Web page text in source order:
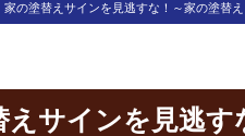
家の塗替えサインを見逃すな！～家の塗替
えサインを見逃